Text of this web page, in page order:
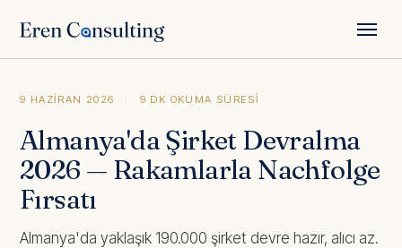
9 HAZIRAN 2026 · 9 DK OKUMA SÜRESI
Almanya'da Şirket Devralma
2026 — Rakamlarla Nachfolge
Fırsatı
Almanya'da yaklaşık 190.000 şirket devre hazır, alıcı az.